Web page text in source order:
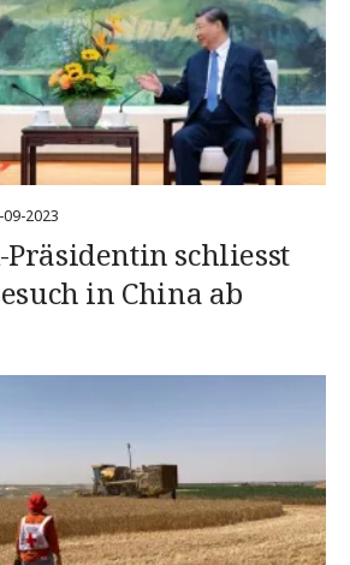
Präsidentin schliesst
in China ab
2023